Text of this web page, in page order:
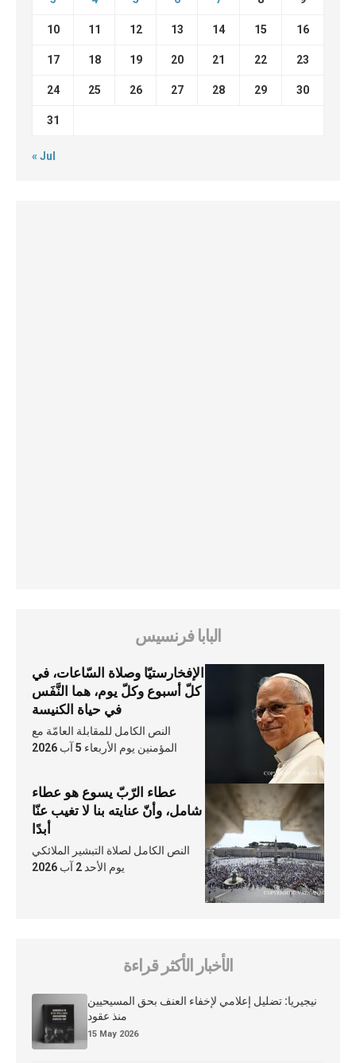
10 11 12 13 14 15 16
17 18 19 20 21 22 23
24 25 26 27 28 29 30
31
« Jul
البابا فرنسيس
الإفخارستيّا وصلاة السّاعات، في
كلّ أسبوع وكلّ يوم، هما النَّفَس
في حياة الكنيسة
النص الكامل للمقابلة العامّة مع
المؤمنين يوم الأربعاء 5 آب 2026
عطاء الرّبّ يسوع هو عطاء
شامل، وأنّ عنايته بنا لا تغيب عنّا
أبدًا
النص الكامل لصلاة التبشير الملائكي
يوم الأحد 2 آب 2026
الأخبار الأكثر قراءة
نيجيريا: تضليل إعلامي لإخفاء العنف بحق المسيحيين
منذ عقود
15 May 2026